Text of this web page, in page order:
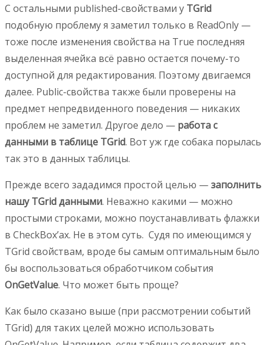
С остальными published-свойствами у TGrid
подобную проблему я заметил только в ReadOnly —
тоже после изменения свойства на True последняя
выделенная ячейка всё равно остается почему-то
доступной для редактирования. Поэтому двигаемся
далее. Public-свойства также были проверены на
предмет непредвиденного поведения — никаких
проблем не заметил. Другое дело — работа с
данными в таблице TGrid. Вот уж где собака порылась
так это в данных таблицы.
Прежде всего зададимся простой целью —заполнить
нашу TGrid данными. Неважно какими — можно
простыми строками, можно поустанавливать флажки
в CheckBox’ах. Не в этом суть. Судя по имеющимся у
TGrid свойствам, вроде бы самым оптимальным было
бы воспользоваться обработчиком события
OnGetValue. Что может быть проще?
Как было сказано выше (при рассмотрении событий
TGrid) для таких целей можно использовать